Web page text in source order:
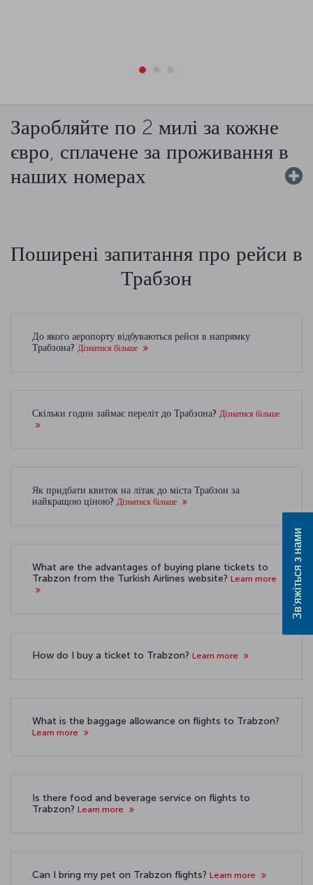
Заробляйте по 2 милі за кожне
євро, сплачене за проживання в
наших номерах
Поширені запитання про рейси в
Трабзон
До якого аеропорту відбуваються рейси в напрямку
Трабзона? Дізнатися більше
Скільки годин займає переліт до Трабзона? Дізнатися більше
Як придбати квиток на літак до міста Трабзон за
найкращою ціною? Дізнатися більше
What are the advantages of buying plane tickets to
Trabzon from the Turkish Airlines website? Learn more
How do I buy a ticket to Trabzon? Learn more
What is the baggage allowance on flights to Trabzon?
Learn more
Is there food and beverage service on flights to
Trabzon? Learn more
Can I bring my pet on Trabzon flights? Learn more
Зв’яжіться з нами